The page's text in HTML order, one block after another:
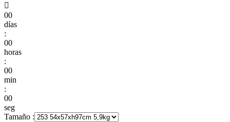

00
días
:
00
horas
:
00
min
:
00
seg
Tamaño :